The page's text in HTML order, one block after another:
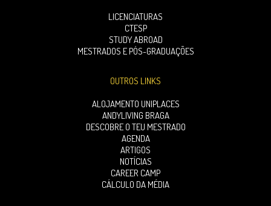
LICENCIATURAS
CTESP
STUDY ABROAD
MESTRADOS E PÓS-GRADUAÇÕES
OUTROS LINKS
ALOJAMENTO UNIPLACES
ANDYLIVING BRAGA
DESCOBRE O TEU MESTRADO
AGENDA
ARTIGOS
NOTÍCIAS
CAREER CAMP
CÁLCULO DA MÉDIA